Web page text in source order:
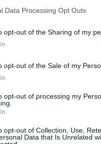
Data Processing Opt Outs
opt-out of the Sharing of my
opt-out of the Sale of my
opt-out of processing my
opt-out of Collection, Use,
Data that Is Unrelated
A Magyar Cukrász
szimbolikus
objektív zsűrizés
sajtóközleményben az
az